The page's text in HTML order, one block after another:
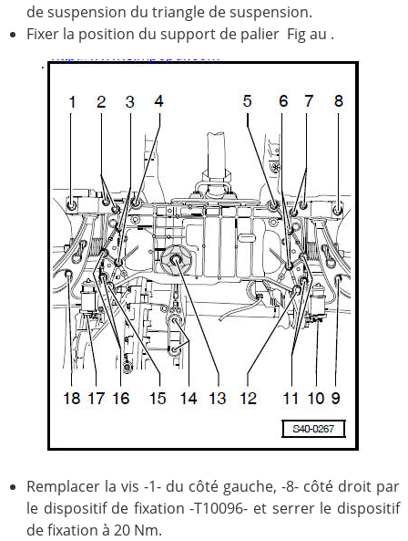
de suspension du triangle de suspension.
Fixer la position du support de palier Fig au .
Remplacer la vis -1- du côté gauche, -8- côté droit par
le dispositif de fixation -T10096- et serrer le dispositif
de fixation à 20 Nm.